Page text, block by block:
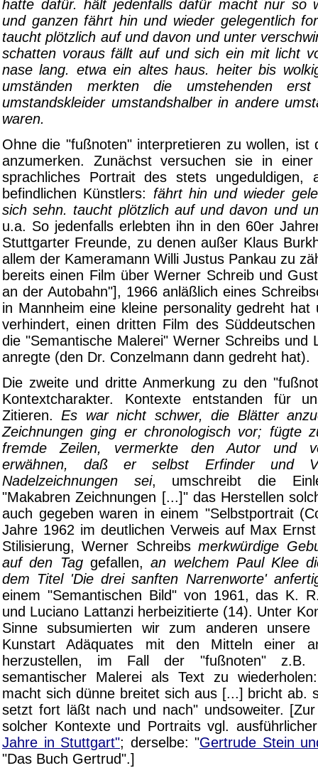
hatte dafür. hält jedenfalls dafür macht nur so
und ganzen fährt hin und wieder gelegentlich
taucht plötzlich auf und davon und unter
schatten voraus fällt auf und sich ein mit licht
nase lang. etwa ein altes haus. heiter bis
umständen merkten die umstehenden
umstandskleider umstandshalber in andere
waren.
Ohne die "fußnoten" interpretieren zu wollen, ist
anzumerken. Zunächst versuchen sie in
sprachliches Portrait des stets ungeduldigen,
befindlichen Künstlers: fährt hin und wieder
sich sehn. taucht plötzlich auf und davon und
u.a. So jedenfalls erlebten ihn in den 60er
Stuttgarter Freunde, zu denen außer Klaus
allem der Kameramann Willi Justus Pankau zu
bereits einen Film über Werner Schreib und
an der Autobahn"], 1966 anläßlich eines
in Mannheim eine kleine personality gedreht hat
verhindert, einen dritten Film des
die "Semantische Malerei" Werner Schreibs und
anregte (den Dr. Conzelmann dann gedreht hat).
Die zweite und dritte Anmerkung zu den
Kontextcharakter. Kontexte entstanden für
Zitieren.Es war nicht schwer, die Blätter
Zeichnungen ging er chronologisch vor; fügte
fremde Zeilen, vermerkte den Autor und
erwähnen, daß er selbst Erfinder und
Nadelzeichnungen sei, umschreibt die
"Makabren Zeichnungen [...]" das Herstellen
auch gegeben waren in einem "Selbstportrait
Jahre 1962 im deutlichen Verweis auf Max
Stilisierung, Werner Schreibsmerkwürdige
auf den Taggefallen,an welchem Paul Klee
dem Titel 'Die drei sanften Narrenworte'
einem "Semantischen Bild" von 1961, das K.
und Luciano Lattanzi herbeizitierte (14). Unter
Sinne subsumierten wir zum anderen unsere
Kunstart Adäquates mit den Mitteln einer
herzustellen, im Fall der "fußnoten" z.B.
semantischer Malerei als Text zu
macht sich dünne breitet sich aus [...] bricht ab.
setzt fort läßt nach und nach" undsoweiter.
solcher Kontexte und Portraits vgl.
Jahre in Stuttgart"; derselbe: "Gertrude Stein
"Das Buch Gertrud".]